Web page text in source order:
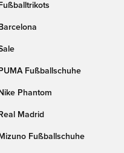
Fußballtrikots
Barcelona
PUMA Fußballschuhe
Nike Phantom
Real Madrid
Mizuno Fußballschuhe